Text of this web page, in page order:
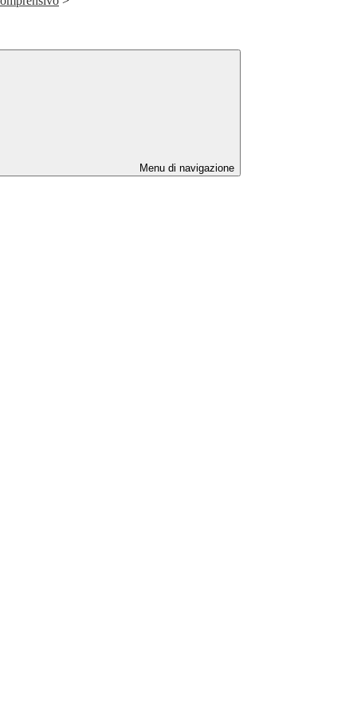
Menu di navigazione